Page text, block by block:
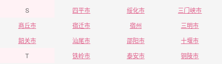
S
四平市 绥化市
三门峡市
商丘市
宿迁市 宿州
三明市
韶关市
汕尾市 邵阳市
十堰市
T
铁岭市 泰安市
铜陵市